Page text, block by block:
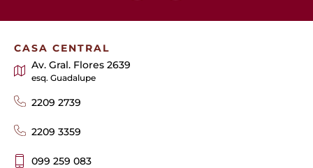
CASA CENTRAL
Av. Gral. Flores 2639
esq. Guadalupe
2209 2739
2209 3359
099 259 083